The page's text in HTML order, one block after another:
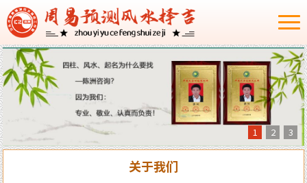
1 2 3
关于我们